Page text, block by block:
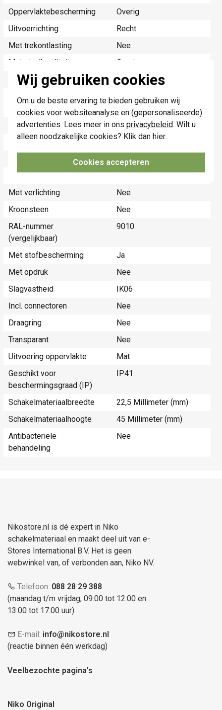
Wij gebruiken cookies
Om u de beste ervaring te bieden gebruiken wij
cookies voor websiteanalyse en (gepersonaliseerde)
advertenties. Lees meer in ons privacybeleid. Wilt u
alleen noodzakelijke cookies? Klik dan hier.
Cookies accepteren
Oppervlaktebescherming
Overig
Uitvoerrichting
Recht
Met trekontlasting
Nee
Materiaalkwaliteit
Overig
Opdrukveld
Zonder label
Geschikt voor aantal
connectoren
Materiaal
Kunststof
Bevestigingswijze
Overig
Bussen afgeschermd
Ja
Met verlichting
Nee
Kroonsteen
Nee
RAL-nummer
(vergelijkbaar)
9010
Met stofbescherming
Ja
Met opdruk
Nee
Slagvastheid
IK06
Incl. connectoren
Nee
Draagring
Nee
Transparant
Nee
Uitvoering oppervlakte
Mat
Geschikt voor
beschermingsgraad (IP)
IP41
Schakelmateriaalbreedte
22,5 Millimeter (mm)
Schakelmateriaalhoogte
45 Millimeter (mm)
Antibacteriële
behandeling
Nee
Nikostore.nl is dé expert in Niko
schakelmateriaal en maakt deel uit van e-
Stores International B.V. Het is geen
webwinkel van, of verbonden aan, Niko NV.
Telefoon: 088 28 29 388
(maandag t/m vrijdag, 09:00 tot 12:00 en
13:00 tot 17:00 uur)
E-mail: info@nikostore.nl
(reactie binnen één werkdag)
Veelbezochte pagina's
Niko Original